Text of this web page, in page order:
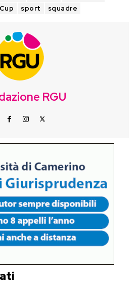
sport squadre
RGU